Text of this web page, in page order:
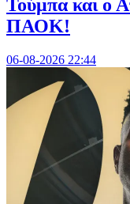
Τούμπα και ο
ΠΑΟΚ!
06-08-2026 22:44